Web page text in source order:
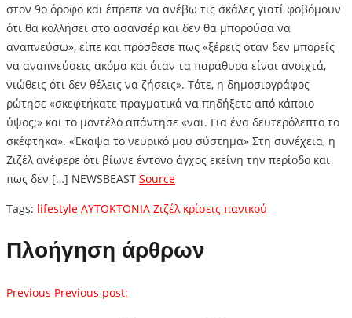
στον 9ο όροφο και έπρεπε να ανέβω τις σκάλες γιατί φοβόμουν
ότι θα κολλήσει στο ασανσέρ και δεν θα μπορούσα να
αναπνεύσω», είπε και πρόσθεσε πως «ξέρεις όταν δεν μπορείς
να αναπνεύσεις ακόμα και όταν τα παράθυρα είναι ανοιχτά,
νιώθεις ότι δεν θέλεις να ζήσεις». Τότε, η δημοσιογράφος
ρώτησε «σκεφτήκατε πραγματικά να πηδήξετε από κάποιο
ύψος;» και το μοντέλο απάντησε «ναι. Για ένα δευτερόλεπτο το
σκέφτηκα». «Έκαψα το νευρικό μου σύστημα» Στη συνέχεια, η
Ζιζέλ ανέφερε ότι βίωνε έντονο άγχος εκείνη την περίοδο και
πως δεν […] NEWSBEAST Source
Tags: lifestyle ΑΥΤΟΚΤΟΝΙΑ Ζιζέλ κρίσεις πανικού
Πλοήγηση άρθρων
Previous Previous post: